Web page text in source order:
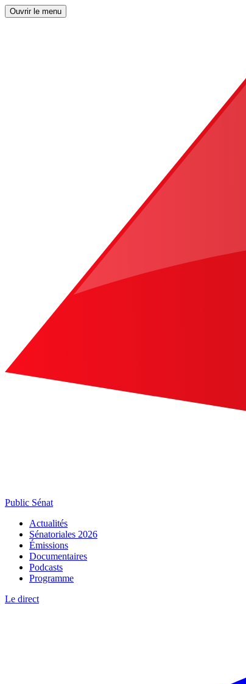
Ouvrir le menu
Public Sénat
Actualités
Sénatoriales 2026
Émissions
Documentaires
Podcasts
Programme
Le direct